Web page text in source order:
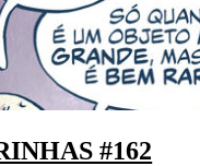
#162